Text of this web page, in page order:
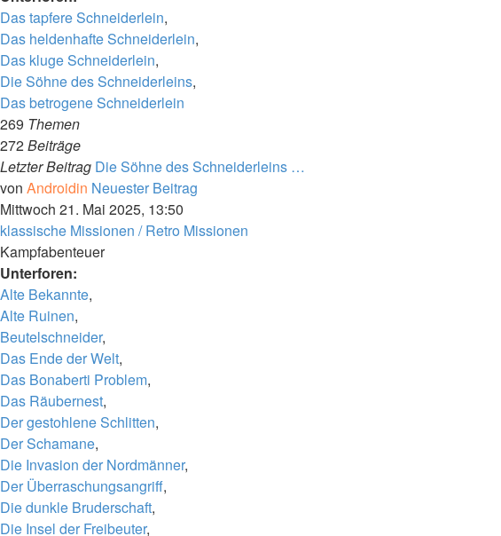
Das tapfere Schneiderlein,
Das heldenhafte Schneiderlein,
Das kluge Schneiderlein,
Die Söhne des Schneiderleins,
Das betrogene Schneiderlein
269 Themen
272Beiträge
Letzter Beitrag Die Söhne des Schneiderleins …
von Androidin Neuester Beitrag
Mittwoch 21. Mai 2025, 13:50
klassische Missionen / Retro Missionen
Kampfabenteuer
Unterforen:
Alte Bekannte,
Alte Ruinen,
Beutelschneider,
Das Ende der Welt,
Das Bonaberti Problem,
Das Räubernest,
Der gestohlene Schlitten,
Der Schamane,
Die Invasion der Nordmänner,
Der Überraschungsangriff,
Die dunkle Bruderschaft,
Die Insel der Freibeuter,